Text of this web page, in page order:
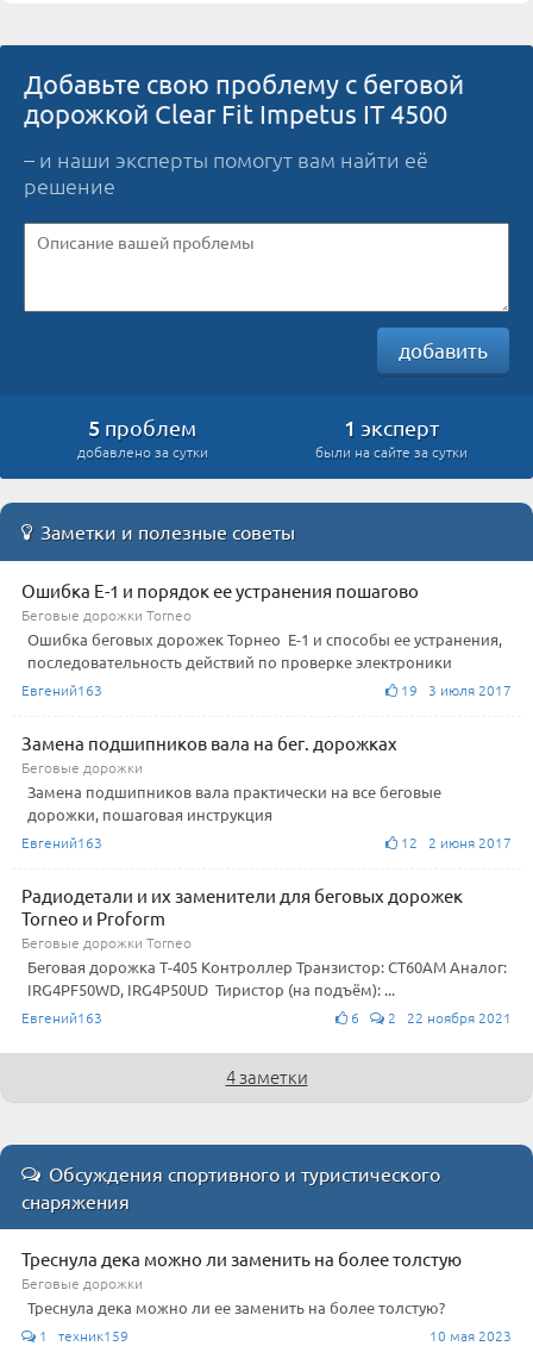
Добавьте свою проблему с беговой
дорожкой Clear Fit Impetus IT 4500
– и наши эксперты помогут вам найти её
решение
добавить
5 проблем
добавлено за сутки
1 эксперт
были на сайте за сутки
Заметки и полезные советы
Ошибка Е-1 и порядок ее устранения пошагово
Беговые дорожки Torneo
Ошибка беговых дорожек Торнео Е-1 и способы ее устранения,
последовательность действий по проверке электроники
Евгений163 19 3 июля 2017
Замена подшипников вала на бег. дорожках
Беговые дорожки
Замена подшипников вала практически на все беговые
дорожки, пошаговая инструкция
Евгений163 12 2 июня 2017
Радиодетали и их заменители для беговых дорожек
Torneo и Proform
Беговые дорожки Torneo
Беговая дорожка Т-405 Контроллер Транзистор: CT60AM Аналог:
IRG4PF50WD, IRG4P50UD Тиристор (на подъём): ...
Евгений163 6 2 22 ноября 2021
4 заметки
Обсуждения спортивного и туристического
снаряжения
Треснула дека можно ли заменить на более толстую
Беговые дорожки
Треснула дека можно ли ее заменить на более толстую?
1 техник159 10 мая 2023